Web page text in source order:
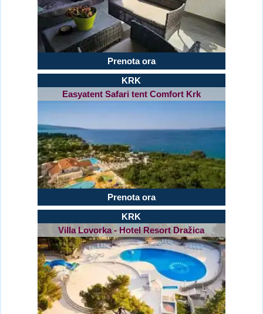
Prenota ora
KRK
Easyatent Safari tent Comfort Krk
Prenota ora
KRK
Villa Lovorka - Hotel Resort Dražica